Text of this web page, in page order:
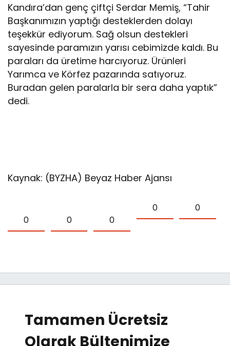
Kandıra’dan genç çiftçi Serdar Memiş, “Tahir
Başkanımızın yaptığı desteklerden dolayı
teşekkür ediyorum. Sağ olsun destekleri
sayesinde paramızın yarısı cebimizde kaldı. Bu
paraları da üretime harcıyoruz. Ürünleri
Yarımca ve Körfez pazarında satıyoruz.
Buradan gelen paralarla bir sera daha yaptık”
dedi.
Kaynak: (BYZHA) Beyaz Haber Ajansı
0 0 0
0 0
Tamamen Ücretsiz
Olarak Bültenimize